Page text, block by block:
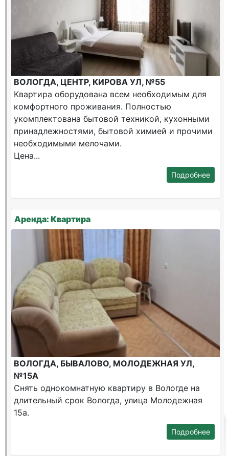
ВОЛОГДА, ЦЕНТР, КИРОВА УЛ, №55
Квартира оборудована всем необходимым для
комфортного проживания. Полностью
укомплектована бытовой техникой, кухонными
принадлежностями, бытовой химией и прочими
необходимыми мелочами.
Цена...
Подробнее
Аренда: Квартира
ВОЛОГДА, БЫВАЛОВО, МОЛОДЕЖНАЯ УЛ,
№15А
Снять однокомнатную квартиру в Вологде на
длительный срок Вологда, улица Молодежная
15а.
Подробнее